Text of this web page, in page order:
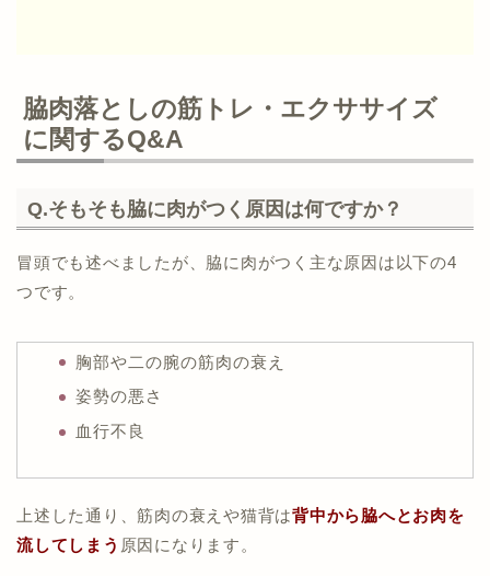
脇肉落としの筋トレ・エクササイズ
に関するQ&A
Q.そもそも脇に肉がつく原因は何ですか？
冒頭でも述べましたが、脇に肉がつく主な原因は以下の4
つです。
胸部や二の腕の筋肉の衰え
姿勢の悪さ
血行不良
上述した通り、筋肉の衰えや猫背は背中から脇へとお肉を
流してしまう 原因になります。